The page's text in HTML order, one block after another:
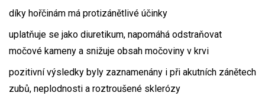
díky hořčinám má protizánětlivé účinky
uplatňuje se jako diuretikum, napomáhá odstraňovat
močové kameny a snižuje obsah močoviny v krvi
pozitivní výsledky byly zaznamenány i při akutních zánětech
zubů, neplodnosti a roztroušené sklerózy